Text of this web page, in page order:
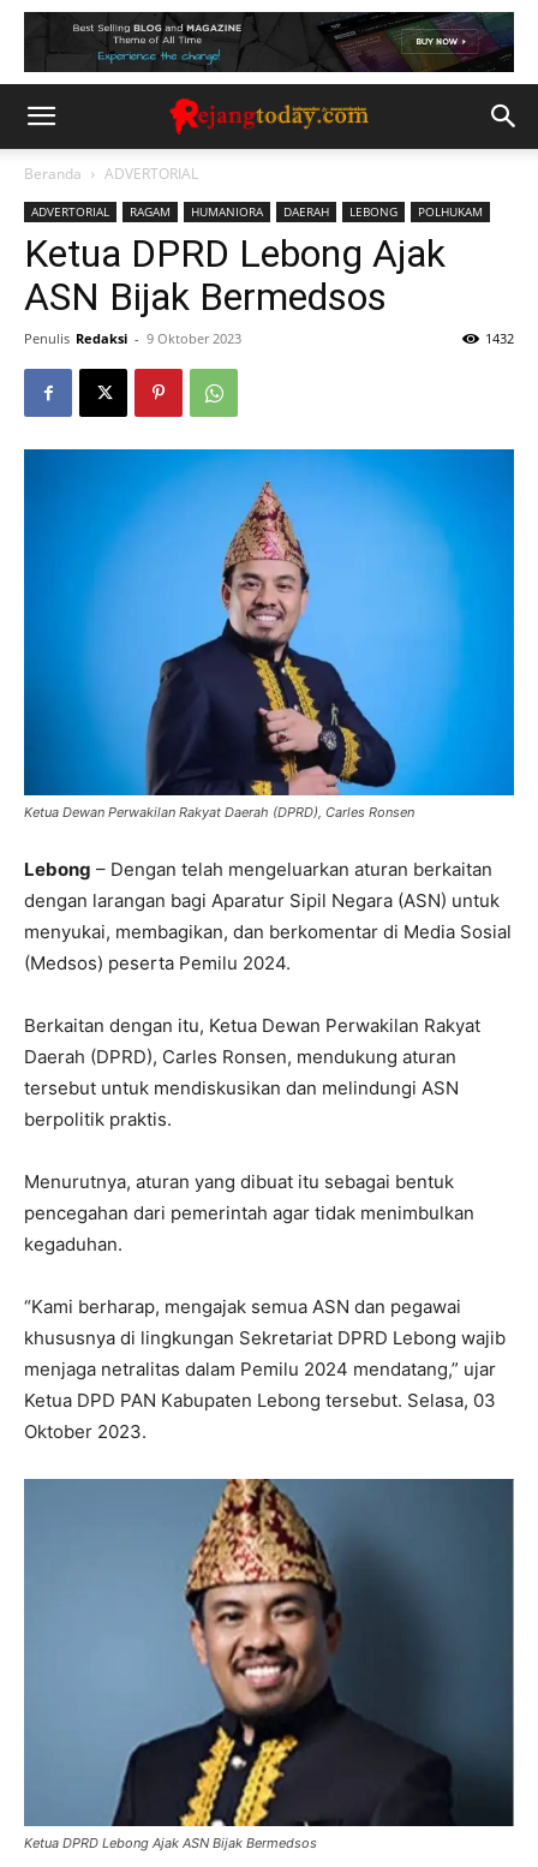
Beranda ADVERTORIAL
ADVERTORIAL RAGAM HUMANIORA DAERAH LEBONG POLHUKAM
Ketua DPRD Lebong Ajak
ASN Bijak Bermedsos
Penulis Redaksi - 9 Oktober 2023 1432
Ketua Dewan Perwakilan Rakyat Daerah (DPRD), Carles Ronsen
Lebong – Dengan telah mengeluarkan aturan berkaitan
dengan larangan bagi Aparatur Sipil Negara (ASN) untuk
menyukai, membagikan, dan berkomentar di Media Sosial
(Medsos) peserta Pemilu 2024.
Berkaitan dengan itu, Ketua Dewan Perwakilan Rakyat
Daerah (DPRD), Carles Ronsen, mendukung aturan
tersebut untuk mendiskusikan dan melindungi ASN
berpolitik praktis.
Menurutnya, aturan yang dibuat itu sebagai bentuk
pencegahan dari pemerintah agar tidak menimbulkan
kegaduhan.
“Kami berharap, mengajak semua ASN dan pegawai
khususnya di lingkungan Sekretariat DPRD Lebong wajib
menjaga netralitas dalam Pemilu 2024 mendatang,” ujar
Ketua DPD PAN Kabupaten Lebong tersebut. Selasa, 03
Oktober 2023.
Ketua DPRD Lebong Ajak ASN Bijak Bermedsos